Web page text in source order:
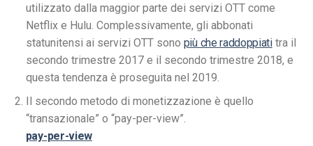
utilizzato dalla maggior parte dei servizi OTT come
Netflix e Hulu. Complessivamente, gli abbonati
statunitensi ai servizi OTT sono più che raddoppiatitra il
secondo trimestre 2017 e il secondo trimestre 2018, e
questa tendenza è proseguita nel 2019.
Il secondo metodo di monetizzazione è quello
“transazionale” o “pay-per-view”.
pay-per-view